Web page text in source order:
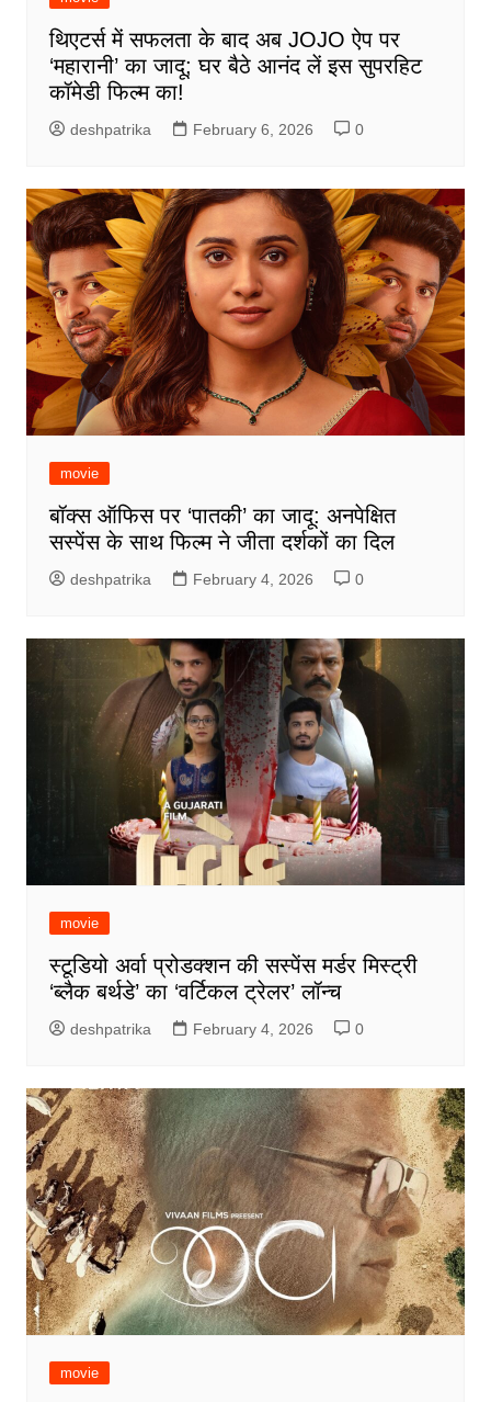
थिएटर्स में सफलता के बाद अब JOJO ऐप पर
‘महारानी’ का जादू; घर बैठे आनंद लें इस सुपरहिट
कॉमेडी फिल्म का!
deshpatrika February 6, 2026 0
movie
बॉक्स ऑफिस पर ‘पातकी’ का जादू: अनपेक्षित
सस्पेंस के साथ फिल्म ने जीता दर्शकों का दिल
deshpatrika February 4, 2026 0
movie
स्टूडियो अर्वा प्रोडक्शन की सस्पेंस मर्डर मिस्ट्री
‘ब्लैक बर्थडे’ का ‘वर्टिकल ट्रेलर’ लॉन्च
deshpatrika February 4, 2026 0
movie